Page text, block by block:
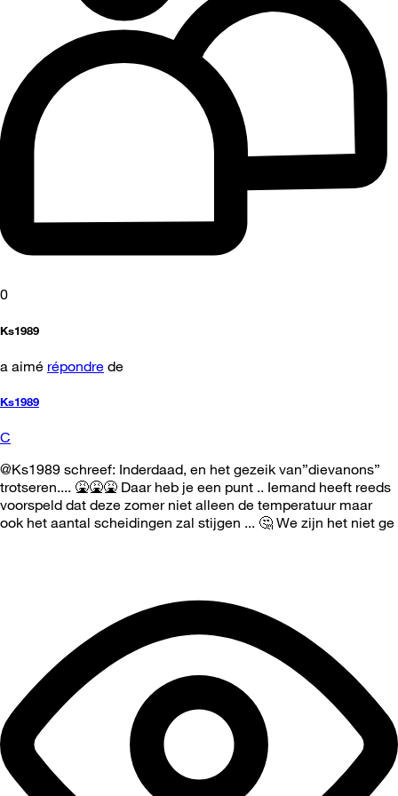
0
Ks1989
a aimé répondre de
Ks1989
C
@Ks1989 schreef: Inderdaad, en het gezeik van”dievanons”
trotseren.... 🤮🤮🤮 Daar heb je een punt .. Iemand heeft reeds
voorspeld dat deze zomer niet alleen de temperatuur maar
ook het aantal scheidingen zal stijgen ... 🤔 We zijn het niet ge